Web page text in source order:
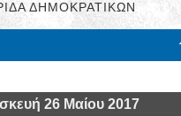
ΔΗΜΟΚΡΑΤΙΚΩΝ
26 Μαίου 2017